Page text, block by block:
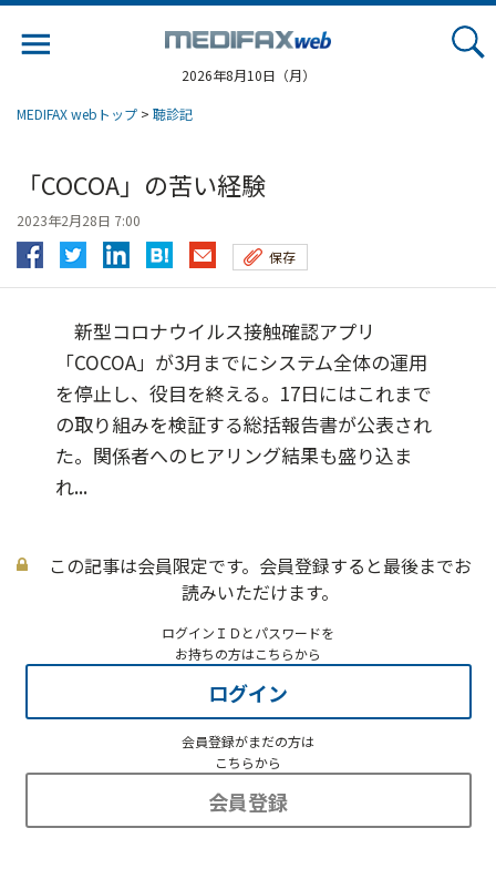
2026年8月10日（月）
MEDIFAX webトップ > 聴診記
「COCOA」の苦い経験
2023年2月28日 7:00
保存
新型コロナウイルス接触確認アプリ
「COCOA」が3月までにシステム全体の運用
を停止し、役目を終える。17日にはこれまで
の取り組みを検証する総括報告書が公表され
た。関係者へのヒアリング結果も盛り込ま
れ...
この記事は会員限定です。会員登録すると最後までお
読みいただけます。
ログインＩＤとパスワードを
お持ちの方はこちらから
ログイン
会員登録がまだの方は
こちらから
会員登録